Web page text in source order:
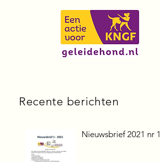
Recente berichten
Nieuwsbrief 2021 nr 1